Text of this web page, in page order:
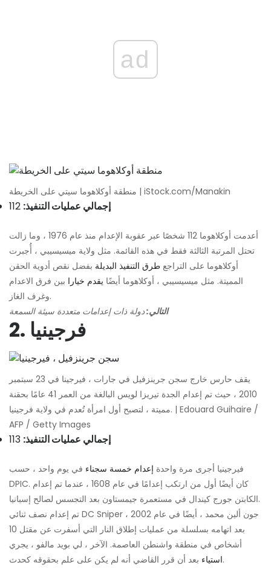
ad
منطقة أوكلاهوما سيتي على الخريطة | iStock.com/Manakin
إجمالي عمليات التنفيذ:
أعدمت أوكلاهوما 112 شخصًا عبر عقوبة الإعدام منذ عام 1976 ، وما زالت
تحتل المرتبة الثالثة فقط في هذه القائمة. مثل ولاية ميسيسيبي ، أُجبرت
أوكلاهوما على التراجع طرق التنفيذ البديلة بفضل نقص أدوية الحقن
المميتة. مثل ميسيسيبي ، أوكلاهوما أيضًا يقدم خيارا بين فرق الاعدام
وغرف الغاز.
التالي:دولة ذات إعدامات متعددة سيئة السمعة
2. فرجينيا
يقف حارس خارج سجن جرينزفيل في جارات ، فيرجينا في 23 سبتمبر
2010 ، حيث تم إعدام الجدة تيريزا لويس البالغة من العمر 41 عامًا بحقنة
مميتة ، لتصبح أول امرأة تُعدم في ولاية فرجينيا. | Edouard Guihaire /
AFP / Getty Images
إجمالي عمليات التنفيذ:
فيرجينيا أجرى مرة واحدة إعدام خمسة سجناء في يوم واحد ، حسب
DPIC. كان أيضًا أول من ارتكب إعدامًا في عام 1608 ، عندما تم إعدام
الكابتن جورج كيندال في مستعمرة جيمستاون بعد التجسس لصالح إسبانيا.
تم إعدام نصف ثنائي DC Sniper ، جون ألين محمد ، أيضًا في عام 2002
بعد اتهامه بسلسلة من عمليات إطلاق النار التي أسفرت عن مقتل 10
أشخاص في منطقة واشنطن العاصمة. الآخر ، لي بويد مالفو ، يجري
استياءبعد أن قرر القاضي أنه لم يكن على علم بحقوقه كحدث.